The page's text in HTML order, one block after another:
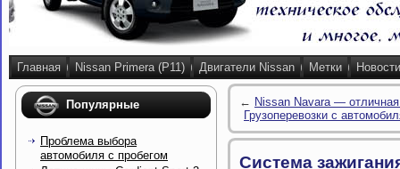
Главная Nissan Primera (P11) Двигатели Nissan Метки Новости
Популярные
Проблема выбора
автомобиля с пробегом
← Nissan Navara —
Грузоперевозки с
Система